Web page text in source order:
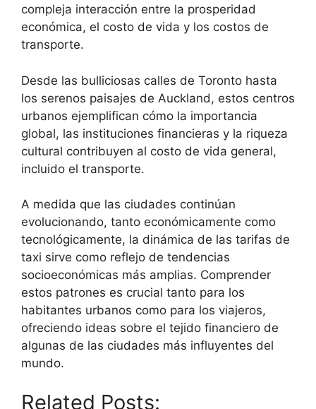
compleja interacción entre la prosperidad
económica, el costo de vida y los costos de
transporte.
Desde las bulliciosas calles de Toronto hasta
los serenos paisajes de Auckland, estos centros
urbanos ejemplifican cómo la importancia
global, las instituciones financieras y la riqueza
cultural contribuyen al costo de vida general,
incluido el transporte.
A medida que las ciudades continúan
evolucionando, tanto económicamente como
tecnológicamente, la dinámica de las tarifas de
taxi sirve como reflejo de tendencias
socioeconómicas más amplias. Comprender
estos patrones es crucial tanto para los
habitantes urbanos como para los viajeros,
ofreciendo ideas sobre el tejido financiero de
algunas de las ciudades más influyentes del
mundo.
Related Posts: